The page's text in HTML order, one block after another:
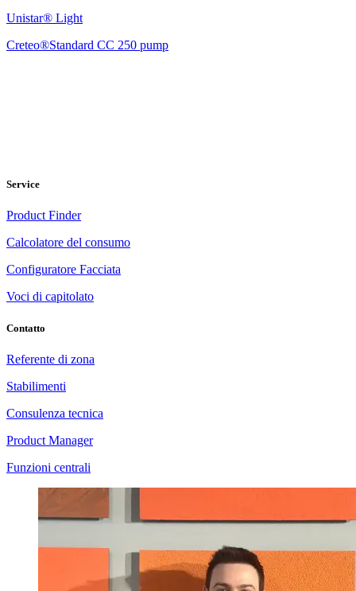
Unistar® Light
Creteo®Standard CC 250 pump
Service
Product Finder
Calcolatore del consumo
Configuratore Facciata
Voci di capitolato
Contatto
Referente di zona
Stabilimenti
Consulenza tecnica
Product Manager
Funzioni centrali